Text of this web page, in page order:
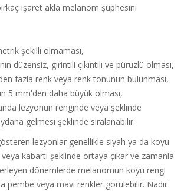
işaret akla melanom şüphesini
şekilli olmaması,
düzensiz, girintili çıkıntılı ve pürüzlü olması,
fazla renk veya renk tonunun bulunması,
5 mm'den daha büyük olması,
lezyonun renginde veya şeklinde
gelmesi şeklinde sıralanabilir.
lezyonlar genellikle siyah ya da koyu
kabartı şeklinde ortaya çıkar ve zamanla
dönemlerde melanomun koyu rengi
pembe veya mavi renkler görülebilir. Nadir